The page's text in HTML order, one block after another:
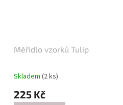
Měřidlo vzorků Tulip
Skladem (2 ks)
225 Kč